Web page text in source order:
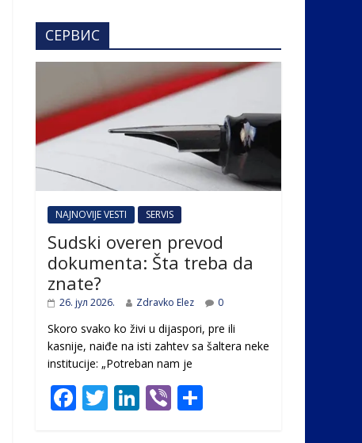
СЕРВИС
NAJNOVIJE VESTI SERVIS
Sudski overen prevod
dokumenta: Šta treba da
znate?
26. јул 2026. Zdravko Elez 0
Skoro svako ko živi u dijaspori, pre ili
kasnije, naiđe na isti zahtev sa šaltera neke
institucije: „Potreban nam je
F T Li Vi